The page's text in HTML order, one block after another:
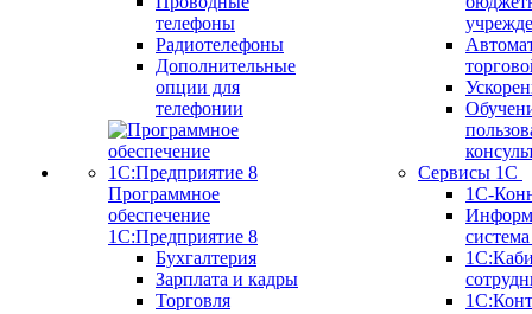
телефоны
Радиотелефоны
Дополнительные
опции для
телефонии
Программное
обеспечение
1С:Предприятие 8
Бухгалтерия
Зарплата и кадры
Торговля
Сервисы 1С
1С-